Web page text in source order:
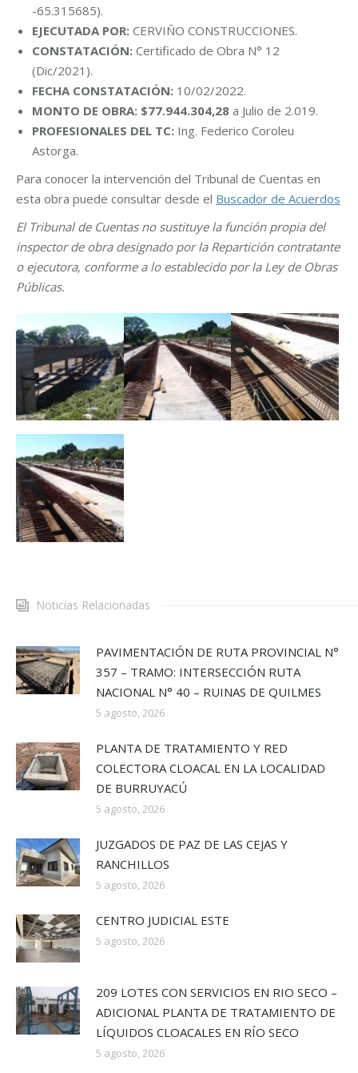
-65.315685).
EJECUTADA POR: CERVIÑO CONSTRUCCIONES.
CONSTATACIÓN: Certificado de Obra N° 12
(Dic/2021).
FECHA CONSTATACIÓN: 10/02/2022.
MONTO DE OBRA: $77.944.304,28 a Julio de 2.019.
PROFESIONALES DEL TC: Ing. Federico Coroleu
Astorga.
Para conocer la intervención del Tribunal de Cuentas en
esta obra puede consultar desde el Buscador de Acuerdos
El Tribunal de Cuentas no sustituye la función propia del
inspector de obra designado por la Repartición contratante
o ejecutora, conforme a lo establecido por la Ley de Obras
Públicas.
Noticias Relacionadas
PAVIMENTACIÓN DE RUTA PROVINCIAL N°
357 – TRAMO: INTERSECCIÓN RUTA
NACIONAL N° 40 – RUINAS DE QUILMES
5 agosto, 2026
PLANTA DE TRATAMIENTO Y RED
COLECTORA CLOACAL EN LA LOCALIDAD
DE BURRUYACÚ
5 agosto, 2026
JUZGADOS DE PAZ DE LAS CEJAS Y
RANCHILLOS
5 agosto, 2026
CENTRO JUDICIAL ESTE
5 agosto, 2026
209 LOTES CON SERVICIOS EN RIO SECO –
ADICIONAL PLANTA DE TRATAMIENTO DE
LÍQUIDOS CLOACALES EN RÍO SECO
5 agosto, 2026